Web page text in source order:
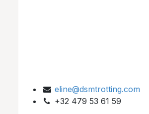
eline@dsmtrotting.com
+32 479 53 61 59